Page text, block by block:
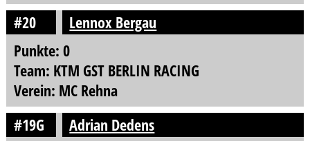
#20
Lennox Bergau
Punkte: 0
Team: KTM GST BERLIN RACING
Verein: MC Rehna
#19G
Adrian Dedens